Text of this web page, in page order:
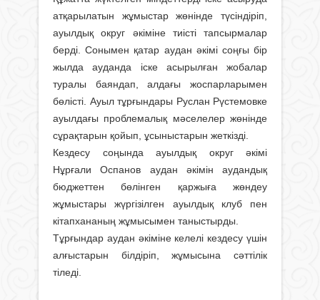
атқарылатын жұмыстар жөнінде түсіндіріп,
ауылдық округ әкіміне тиісті тапсырмалар
берді. Сонымен қатар аудан әкімі соңғы бір
жылда ауданда іске асырылған жобалар
туралы баяндап, алдағы жоспарларымен
бөлісті. Ауыл тұрғындары Руслан Рүстемовке
ауылдағы проблемалық мәселелер жөнінде
сұрақтарын қойып, ұсы­ныстарын жеткізді.
Кездесу соңында ауылдық округ әкімі
Нұрғали Оспанов аудан әкімін аудандық
бюджеттен бөлінген қаржыға жөндеу
жұмыстары жүргізілген ауылдық клуб пен
кітапхананың жұмысымен таныстырды.
Тұрғындар аудан әкіміне келелі кездесу үшін
алғыстарын білдіріп, жұмысына сәттілік
тіледі.